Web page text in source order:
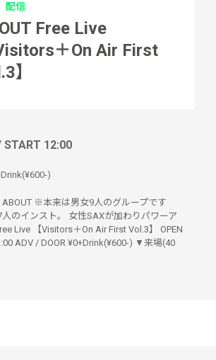
配信
Free Live
＋On Air First
】
START 12:00
)
ABOUT ※本来は男女9人のグループです
のインスト。 女性SAXが加わりパワーア
Live 【Visitors＋On Air First Vol.3】 OPEN
ADV / DOOR ¥0+Drink(¥600-) ▼来場(40